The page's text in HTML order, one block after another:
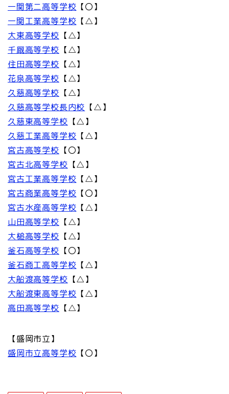
一関第二高等学校 【〇】
一関工業高等学校 【△】
大東高等学校 【△】
千厩高等学校 【△】
住田高等学校 【△】
花泉高等学校 【△】
久慈高等学校 【△】
久慈高等学校長内校 【△】
久慈東高等学校 【△】
久慈工業高等学校 【△】
宮古高等学校 【〇】
宮古北高等学校 【△】
宮古工業高等学校 【△】
宮古商業高等学校 【〇】
宮古水産高等学校 【△】
山田高等学校 【△】
大槌高等学校 【△】
釜石高等学校 【〇】
釜石商工高等学校 【△】
大船渡高等学校 【△】
大船渡東高等学校 【△】
高田高等学校 【△】
【盛岡市立】
盛岡市立高等学校 【〇】